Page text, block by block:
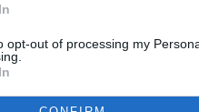
opt-out of processing my
partido más decisivo de
la final de la Copa
justo en la última
Estados de Europa,